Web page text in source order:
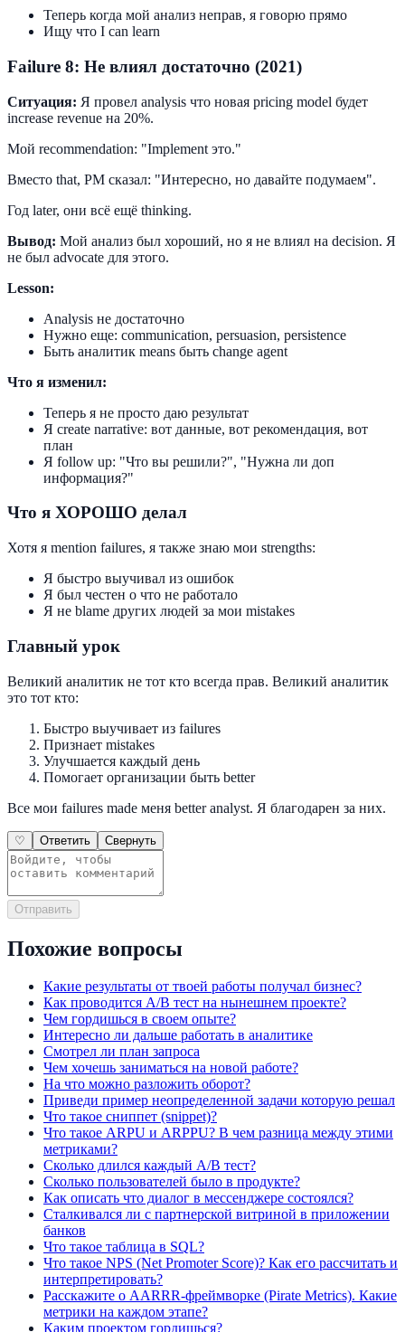
Теперь когда мой анализ неправ, я говорю прямо
Ищу что I can learn
Failure 8: Не влиял достаточно (2021)
Ситуация: Я провел analysis что новая pricing model будет
increase revenue на 20%.
Мой recommendation: "Implement это."
Вместо that, PM сказал: "Интересно, но давайте подумаем".
Год later, они всё ещё thinking.
Вывод: Мой анализ был хороший, но я не влиял на decision. Я
не был advocate для этого.
Lesson:
Analysis не достаточно
Нужно еще: communication, persuasion, persistence
Быть аналитик means быть change agent
Что я изменил:
Теперь я не просто даю результат
Я create narrative: вот данные, вот рекомендация, вот
план
Я follow up: "Что вы решили?", "Нужна ли доп
информация?"
Что я ХОРОШО делал
Хотя я mention failures, я также знаю мои strengths:
Я быстро выучивал из ошибок
Я был честен о что не работало
Я не blame других людей за мои mistakes
Главный урок
Великий аналитик не тот кто всегда прав. Великий аналитик
это тот кто:
Быстро выучивает из failures
Признает mistakes
Улучшается каждый день
Помогает организации быть better
Все мои failures made меня better analyst. Я благодарен за них.
♡ Ответить Свернуть
Отправить
Похожие вопросы
Какие результаты от твоей работы получал бизнес?
Как проводится A/B тест на нынешнем проекте?
Чем гордишься в своем опыте?
Интересно ли дальше работать в аналитике
Смотрел ли план запроса
Чем хочешь заниматься на новой работе?
На что можно разложить оборот?
Приведи пример неопределенной задачи которую решал
Что такое сниппет (snippet)?
Что такое ARPU и ARPPU? В чем разница между этими
метриками?
Сколько длился каждый A/B тест?
Сколько пользователей было в продукте?
Как описать что диалог в мессенджере состоялся?
Сталкивался ли с партнерской витриной в приложении
банков
Что такое таблица в SQL?
Что такое NPS (Net Promoter Score)? Как его рассчитать и
интерпретировать?
Расскажите о AARRR-фреймворке (Pirate Metrics). Какие
метрики на каждом этапе?
Каким проектом гордишься?